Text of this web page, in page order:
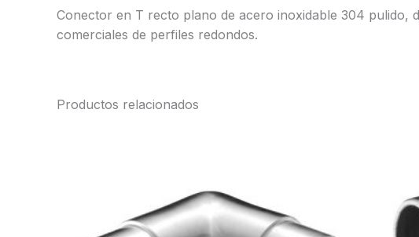
Conector en T recto plano de acero inoxidable 304 pulido,
comerciales de perfiles redondos.
Productos relacionados